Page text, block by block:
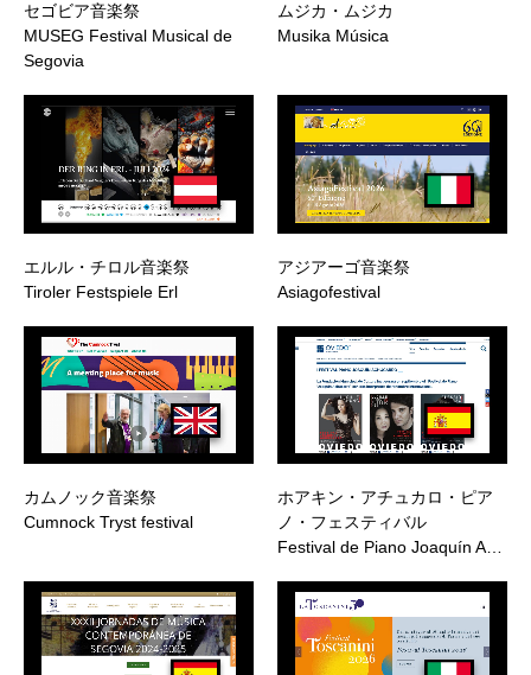
セゴビア音楽祭
MUSEG Festival Musical de
Segovia
ムジカ・ムジカ
Musika Música
エルル・チロル音楽祭
Tiroler Festspiele Erl
アジアーゴ音楽祭
Asiagofestival
カムノック音楽祭
Cumnock Tryst festival
ホアキン・アチュカロ・ピア
ノ・フェスティバル
Festival de Piano Joaquín A…